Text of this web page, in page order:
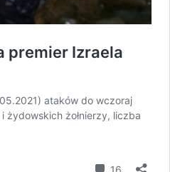
premier Izraela
ataków do wczoraj
żydowskich żołnierzy, liczba